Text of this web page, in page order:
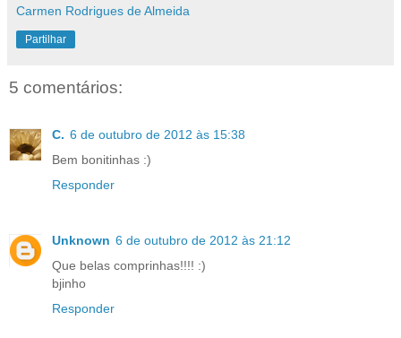
Carmen Rodrigues de Almeida
Partilhar
5 comentários:
C. 6 de outubro de 2012 às 15:38
Bem bonitinhas :)
Responder
Unknown 6 de outubro de 2012 às 21:12
Que belas comprinhas!!!! :)
bjinho
Responder